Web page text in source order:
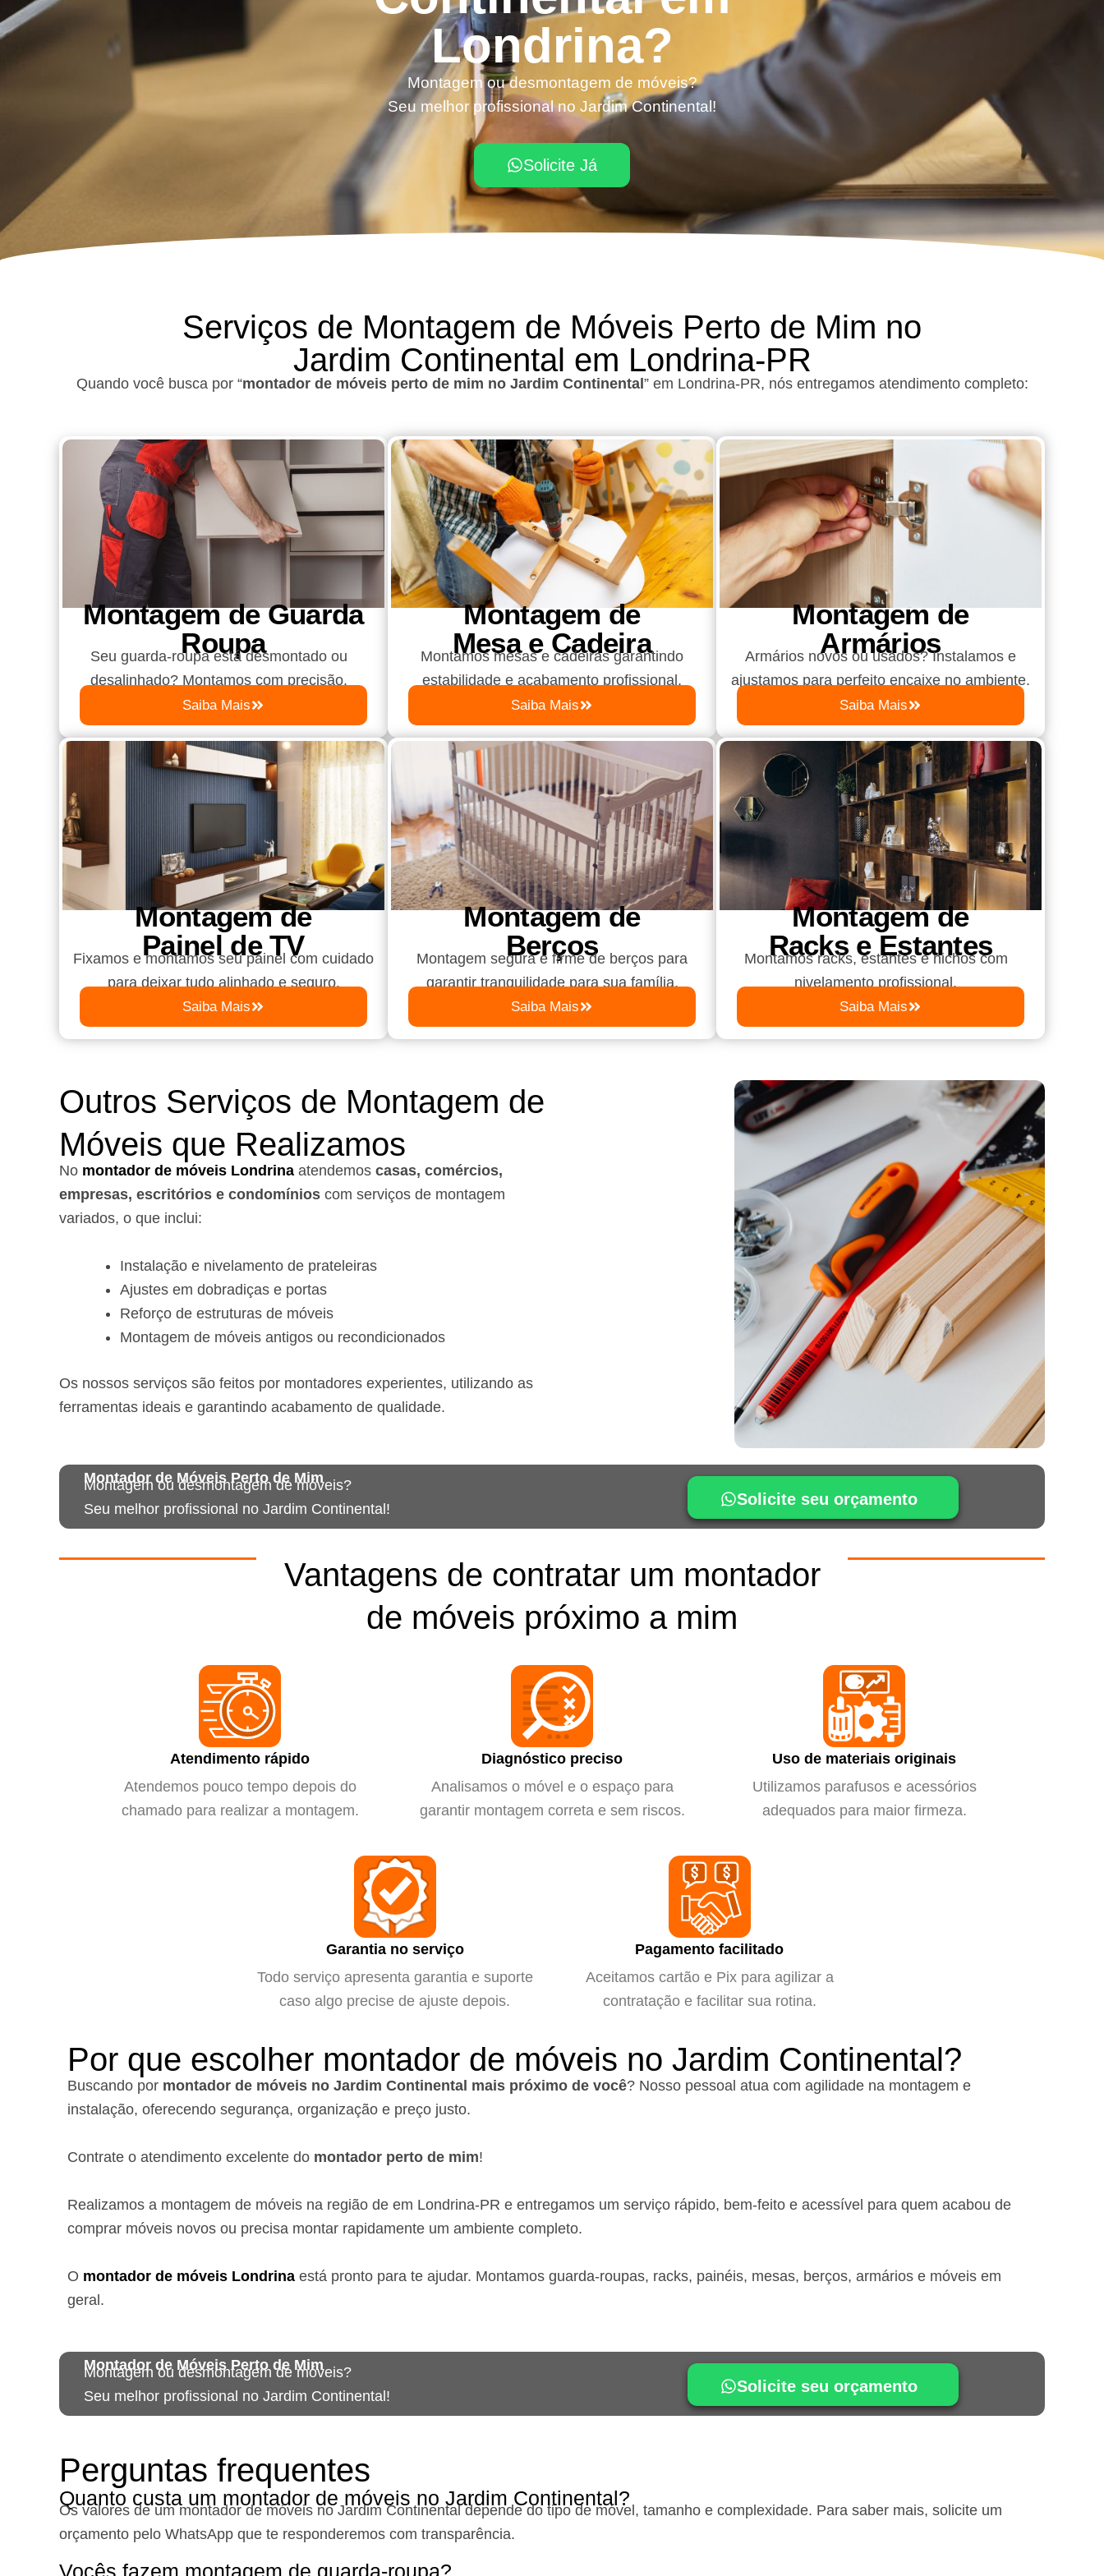
Londrina?
Montagem ou desmontagem de móveis?
Seu melhor profissional no Jardim Continental!
Solicite Já
Serviços de Montagem de Móveis Perto de Mim no
Jardim Continental em Londrina-PR
Quando você busca por “montador de móveis perto de mim no Jardim Continental” em Londrina-PR, nós entregamos atendimento completo:
Montagem de Guarda
Roupa​
Seu guarda-roupa está desmontado ou
desalinhado? Montamos com precisão.
Saiba Mais
Montagem de
Mesa e Cadeira
Montamos mesas e cadeiras garantindo
estabilidade e acabamento profissional.
Saiba Mais
Montagem de
Armários
Armários novos ou usados? Instalamos e
ajustamos para perfeito encaixe no ambiente.
Saiba Mais
Montagem de
Painel de TV
Fixamos e montamos seu painel com cuidado
para deixar tudo alinhado e seguro.
Saiba Mais
Montagem de
Berços
Montagem segura e firme de berços para
garantir tranquilidade para sua família.
Saiba Mais
Montagem de
Racks e Estantes
Montamos racks, estantes e nichos com
nivelamento profissional.
Saiba Mais
Outros Serviços de Montagem de
Móveis que Realizamos
No montador de móveis Londrina atendemos casas, comércios,
empresas, escritórios e condomínios com serviços de montagem
variados, o que inclui:
Instalação e nivelamento de prateleiras
Ajustes em dobradiças e portas
Reforço de estruturas de móveis
Montagem de móveis antigos ou recondicionados
Os nossos serviços são feitos por montadores experientes, utilizando as
ferramentas ideais e garantindo acabamento de qualidade.
Montador de Móveis Perto de Mim
Montagem ou desmontagem de móveis?
Seu melhor profissional no Jardim Continental!
Solicite seu orçamento
Vantagens de contratar um montador
de móveis próximo a mim
Atendimento rápido
Atendemos pouco tempo depois do
chamado para realizar a montagem.
Diagnóstico preciso
Analisamos o móvel e o espaço para
garantir montagem correta e sem riscos.
Uso de materiais originais
Utilizamos parafusos e acessórios
adequados para maior firmeza.
Garantia no serviço
Todo serviço apresenta garantia e suporte
caso algo precise de ajuste depois.
Pagamento facilitado
Aceitamos cartão e Pix para agilizar a
contratação e facilitar sua rotina.
Por que escolher montador de móveis no Jardim Continental?
Buscando por montador de móveis no Jardim Continental mais próximo de você? Nosso pessoal atua com agilidade na montagem e
instalação, oferecendo segurança, organização e preço justo.
Contrate o atendimento excelente do montador perto de mim!
Realizamos a montagem de móveis na região de em Londrina-PR e entregamos um serviço rápido, bem-feito e acessível para quem acabou de
comprar móveis novos ou precisa montar rapidamente um ambiente completo.
O montador de móveis Londrina está pronto para te ajudar. Montamos guarda-roupas, racks, painéis, mesas, berços, armários e móveis em
geral.
Montador de Móveis Perto de Mim
Montagem ou desmontagem de móveis?
Seu melhor profissional no Jardim Continental!
Solicite seu orçamento
Perguntas frequentes
Quanto custa um montador de móveis no Jardim Continental?
Os valores de um montador de móveis no Jardim Continentaldepende do tipo de móvel, tamanho e complexidade. Para saber mais, solicite um
orçamento pelo WhatsApp que te responderemos com transparência.
Vocês fazem montagem de guarda-roupa?